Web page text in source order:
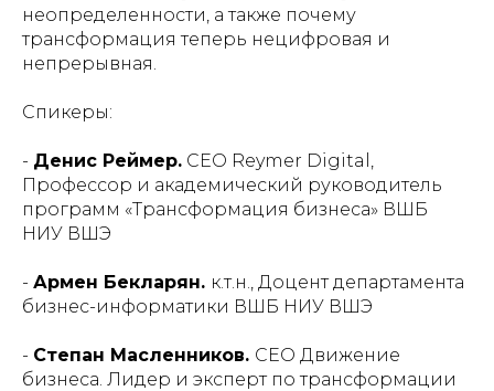
неопределенности, а также почему
трансформация теперь нецифровая и
непрерывная.
Спикеры:
- Денис Реймер. CEO Reymer Digital,
Профессор и академический руководитель
программ «Трансформация бизнеса» ВШБ
НИУ ВШЭ
- Армен Бекларян. к.т.н., Доцент департамента
бизнес-информатики ВШБ НИУ ВШЭ
- Степан Масленников. CEO Движение
бизнеса. Лидер и эксперт по трансформации